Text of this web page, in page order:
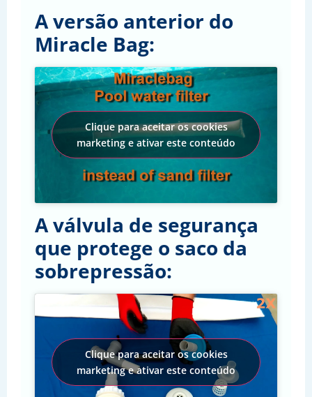
A versão anterior do
Miracle Bag:
Clique para aceitar os cookies
marketing e ativar este conteúdo
A válvula de segurança
que protege o saco da
sobrepressão:
Clique para aceitar os cookies
marketing e ativar este conteúdo